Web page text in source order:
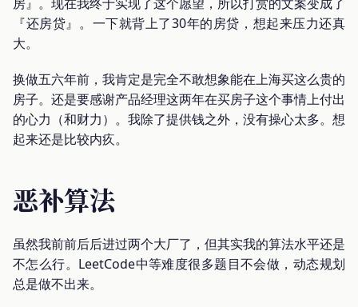
『还房贷』。一下就背上了30年的房贷，想起来压力还真
大。
换做五六年前，我肯定是完全不敢想象能在上海买这么贵的
房子。还是要感谢产品经理这两年在买房子这个事情上付出
的心力（和财力）。我除了提供钱之外，没有操心太多。想
起来还是比较内疚。
恶补算法
虽然我前前后后进过两个大厂了，但其实我的算法水平还是
不怎么行。LeetCode中等难度很多题目不会做，动态规划
总是做不出来。